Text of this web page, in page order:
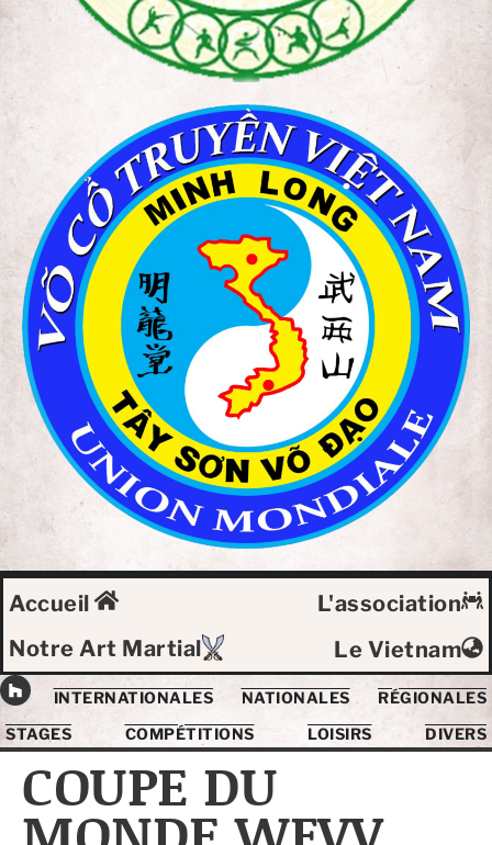
Accueil
L'association
Notre Art Martial
Le Vietnam
INTERNATIONALES NATIONALES
RÉGIONALES
STAGES
COMPÉTITIONS LOISIRS DIVERS
COUPE DU